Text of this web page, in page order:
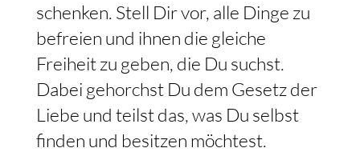
schenken. Stell Dir vor, alle Dinge zu
befreien und ihnen die gleiche
Freiheit zu geben, die Du suchst.
Dabei gehorchst Du dem Gesetz der
Liebe und teilst das, was Du selbst
finden und besitzen möchtest.